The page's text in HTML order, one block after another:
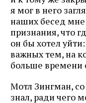
я мог в него
наших бесед
признания, что
он бы хотел
важных тем, на
больше времени
Мотл Зингман,
знал, ради чего